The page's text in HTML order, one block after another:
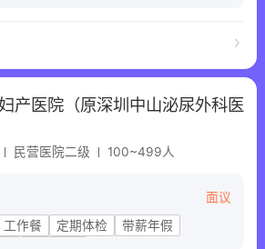
产医院（原深圳中山泌尿外科医
民营医院二级 100~499人
面议
工作餐 定期体检
带薪年假